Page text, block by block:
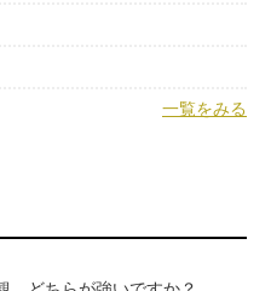
一覧をみる